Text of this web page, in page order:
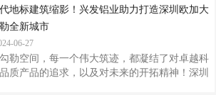
学资源为基础、以职业技能等级评价为纽带
教评”融合发展的产业技能生态链，推动实施学
制、“技培生”用培融合、企业自主评
自全国不同高校的优秀学子将在兴发铝业这片
启从校园到职场的蜕变之旅。开营仪式上，兴
党委委员、副总经理刘允棠围绕培训体系、导
、项目实践等核心内容，深刻阐述了此次培训
意义，加深了新员工们对集团人才战略部署的
地标建筑缩影！兴发铝业助力打造深圳欧加大
全新城市
06-27
勒空间，每一个伟大筑迹，都凝结了对卓越科
质产品的追求，以及对未来的开拓精神！深圳